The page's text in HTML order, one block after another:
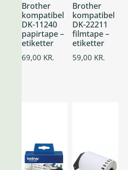
Brother
kompatibel
DK-11240
papirtape –
etiketter
69,00 KR.
Brother
kompatibel
DK-22211
filmtape –
etiketter
59,00 KR.